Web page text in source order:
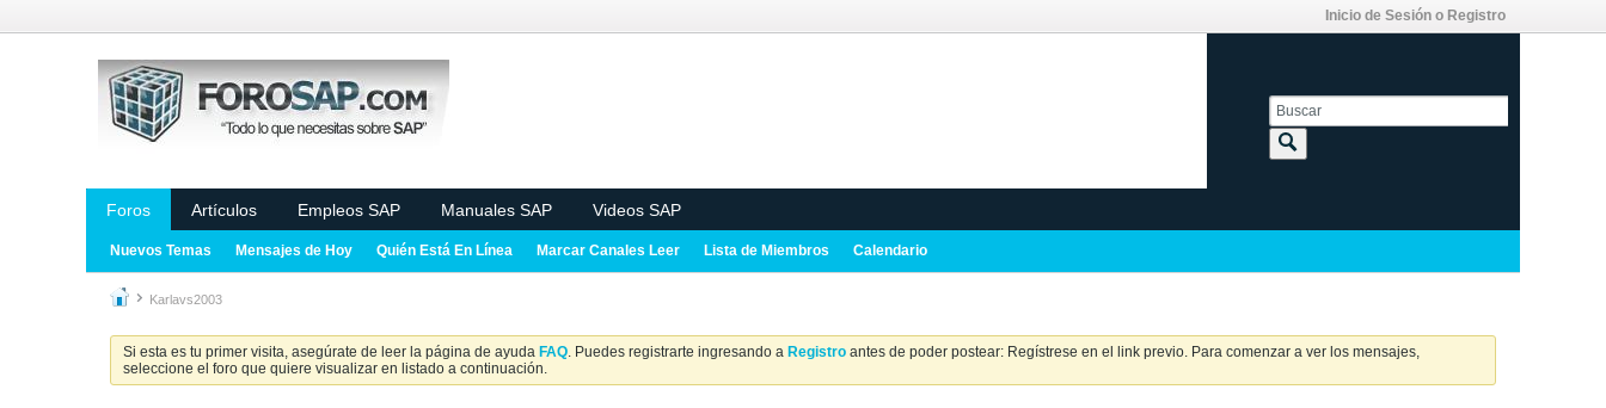
Inicio de Sesión o Registro
Foros Artículos Empleos SAP Manuales SAP Videos SAP
Nuevos Temas Mensajes de Hoy Quién Está En Línea Marcar Canales Leer Lista de Miembros Calendario
Karlavs2003
Si esta es tu primer visita, asegúrate de leer la página de ayuda FAQ. Puedes registrarte ingresando a Registro antes de poder postear: Regístrese en el link previo. Para comenzar a ver los mensajes,
seleccione el foro que quiere visualizar en listado a continuación.